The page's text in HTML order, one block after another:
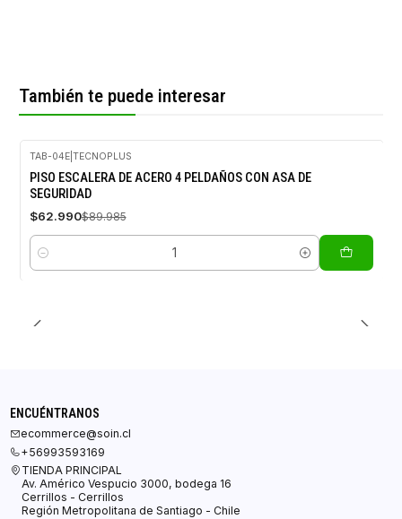
También te puede interesar
-30%
OFF
TAB-04E| TECNOPLUS
PISO ESCALERA DE ACERO 4 PELDAÑOS CON ASA DE
SEGURIDAD
$62.990$89.985
Cantidad
ENCUÉNTRANOS
ecommerce@soin.cl
+56993593169
TIENDA PRINCIPAL
Av. Américo Vespucio 3000, bodega 16
Cerrillos - Cerrillos
Región Metropolitana de Santiago - Chile